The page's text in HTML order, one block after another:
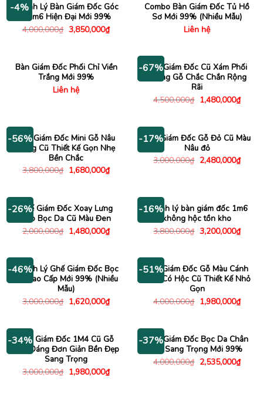
-4%
Thanh Lý Bàn Giám Đốc Góc
L 1m6 Hiện Đại Mới 99%
4,000,000₫ Giá
gốc
3,850,000₫Giá
hiện
3,850,000₫.
Combo Bàn Giám Đốc Tủ Hồ
Sơ Mới 99% (Nhiều Mẫu)
Liên hệ
Bàn Giám Đốc Phối Chỉ Viền
Trắng Mới 99%
Liên hệ
-67%
Bàn Giám Đốc Cũ Xám Phối
Khung Gỗ Chắc Chắn Rộng
Rãi
4,500,000₫ Giá
gốc
1,480,000₫Giá
hiện
-56%
Bàn Giám Đốc Mini Gỗ Nâu
Sáng Cũ Thiết Kế Gọn Nhẹ
Bền Chắc
3,800,000₫ Giá
gốc
1,680,000₫Giá
hiện
1,680,000₫.
-17%
Bàn Giám Đốc Gỗ Đỏ Cũ Màu
Nâu đỏ
3,000,000₫ Giá
gốc
2,480,000₫Giá
hiện
-26%Ghế Giám Đốc Xoay Lưng
Cao Bọc Da Cũ Màu Đen
2,000,000₫ Giá
gốc
1,480,000₫Giá
hiện
1,480,000₫.
-16%
Thanh lý bàn giám đốc 1m6
không hộc tồn kho
3,800,000₫ Giá
gốc
3,200,000₫Giá
hiện
-46%
Thanh Lý Ghế Giám Đốc Bọc
Da Cao Cấp Mới 99% (Nhiều
Mẫu)
3,000,000₫ Giá
gốc
1,620,000₫Giá
hiện
1,620,000₫.
-51%
Bàn Giám Đốc Gỗ Màu Cánh
Gián Có Hộc Cũ Thiết Kế Nhỏ
Gọn
4,000,000₫ Giá
gốc
1,980,000₫Giá
hiện
-34%
Bàn Giám Đốc 1M4 Cũ Gỗ
Kiểu Dáng Đơn Giản Bền Đẹp
Sang Trọng
3,000,000₫ Giá
gốc
1,980,000₫Giá
hiện
-37%
Ghế Giám Đốc Bọc Da Chân
Gỗ Sang Trọng Mới 99%
4,000,000₫ Giá
gốc
2,535,000₫Giá
hiện